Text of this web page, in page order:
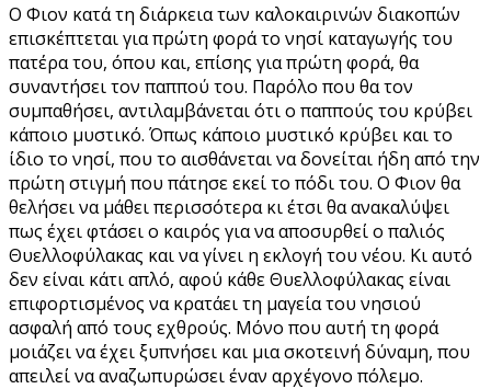
Ο Φιον κατά τη διάρκεια των καλοκαιρινών διακοπών
επισκέπτεται για πρώτη φορά το νησί καταγωγής του
πατέρα του, όπου και, επίσης για πρώτη φορά, θα
συναντήσει τον παππού του. Παρόλο που θα τον
συμπαθήσει, αντιλαμβάνεται ότι ο παππούς του κρύβει
κάποιο μυστικό. Όπως κάποιο μυστικό κρύβει και το
ίδιο το νησί, που το αισθάνεται να δονείται ήδη από την
πρώτη στιγμή που πάτησε εκεί το πόδι του. Ο Φιον θα
θελήσει να μάθει περισσότερα κι έτσι θα ανακαλύψει
πως έχει φτάσει ο καιρός για να αποσυρθεί ο παλιός
Θυελλοφύλακας και να γίνει η εκλογή του νέου. Κι αυτό
δεν είναι κάτι απλό, αφού κάθε Θυελλοφύλακας είναι
επιφορτισμένος να κρατάει τη μαγεία του νησιού
ασφαλή από τους εχθρούς. Μόνο που αυτή τη φορά
μοιάζει να έχει ξυπνήσει και μια σκοτεινή δύναμη, που
απειλεί να αναζωπυρώσει έναν αρχέγονο πόλεμο.